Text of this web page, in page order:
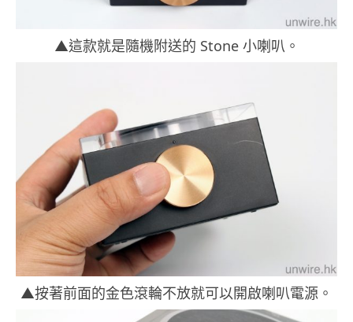
▲這款就是隨機附送的 Stone 小喇叭。
▲按著前面的金色滾輪不放就可以開啟喇叭電源。